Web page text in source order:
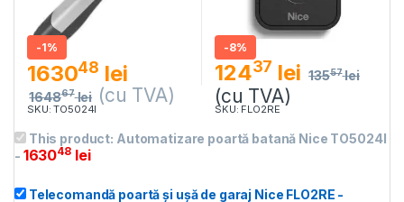
-1%
163048 lei
164867 lei (cu TVA)
SKU: TO5024I
-8%
12437 lei 13557 lei
(cu TVA)
SKU: FLO2RE
This product: Automatizare poartă batană Nice TO5024I
- 163048 lei
Telecomandă poartă și ușă de garaj Nice FLO2RE -